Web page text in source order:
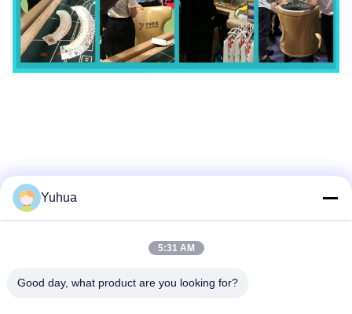
Yuhua
5:31 AM
Good day, what product are you looking for?